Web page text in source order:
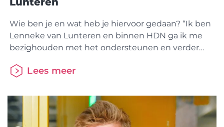
Wie ben je en wat heb je hiervoor gedaan? “Ik ben
Lenneke van Lunteren en binnen HDN ga ik me
bezighouden met het ondersteunen en verder
Daarnaast draai ik mee in initiatieven zoals met
binnen de keten nog beter met
Lees meer